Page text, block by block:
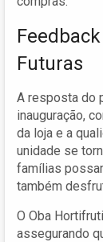
Futuras
A resposta do
inauguração,
da loja e a
unidade se
famílias
também
O Oba
assegurando